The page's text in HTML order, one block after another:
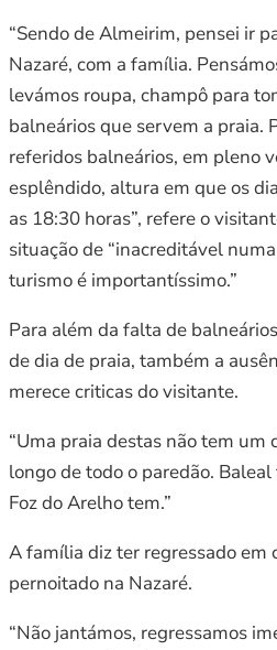
“Sendo de Almeirim, pensei ir
Nazaré, com a família.
levámos roupa, champô para
balneários que servem a praia.
referidos balneários, em pleno
esplêndido, altura em que os
as 18:30 horas”, refere o
situação de “inacreditável
turismo é importantíssimo.”
Para além da falta de
de dia de praia, também a
merece criticas do visitante.
“Uma praia destas não tem um
longo de todo o paredão.
Foz do Arelho tem.”
A família diz ter regressado em
pernoitado na Nazaré.
“Não jantámos, regressamos